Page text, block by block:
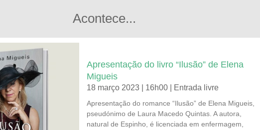
Acontece...
Apresentação do livro “Ilusão” de Elena
Migueis
18 março 2023 | 16h00 | Entrada livre
Apresentação do romance “Ilusão” de Elena Migueis,
pseudónimo de Laura Macedo Quintas. A autora,
natural de Espinho, é licenciada em enfermagem,